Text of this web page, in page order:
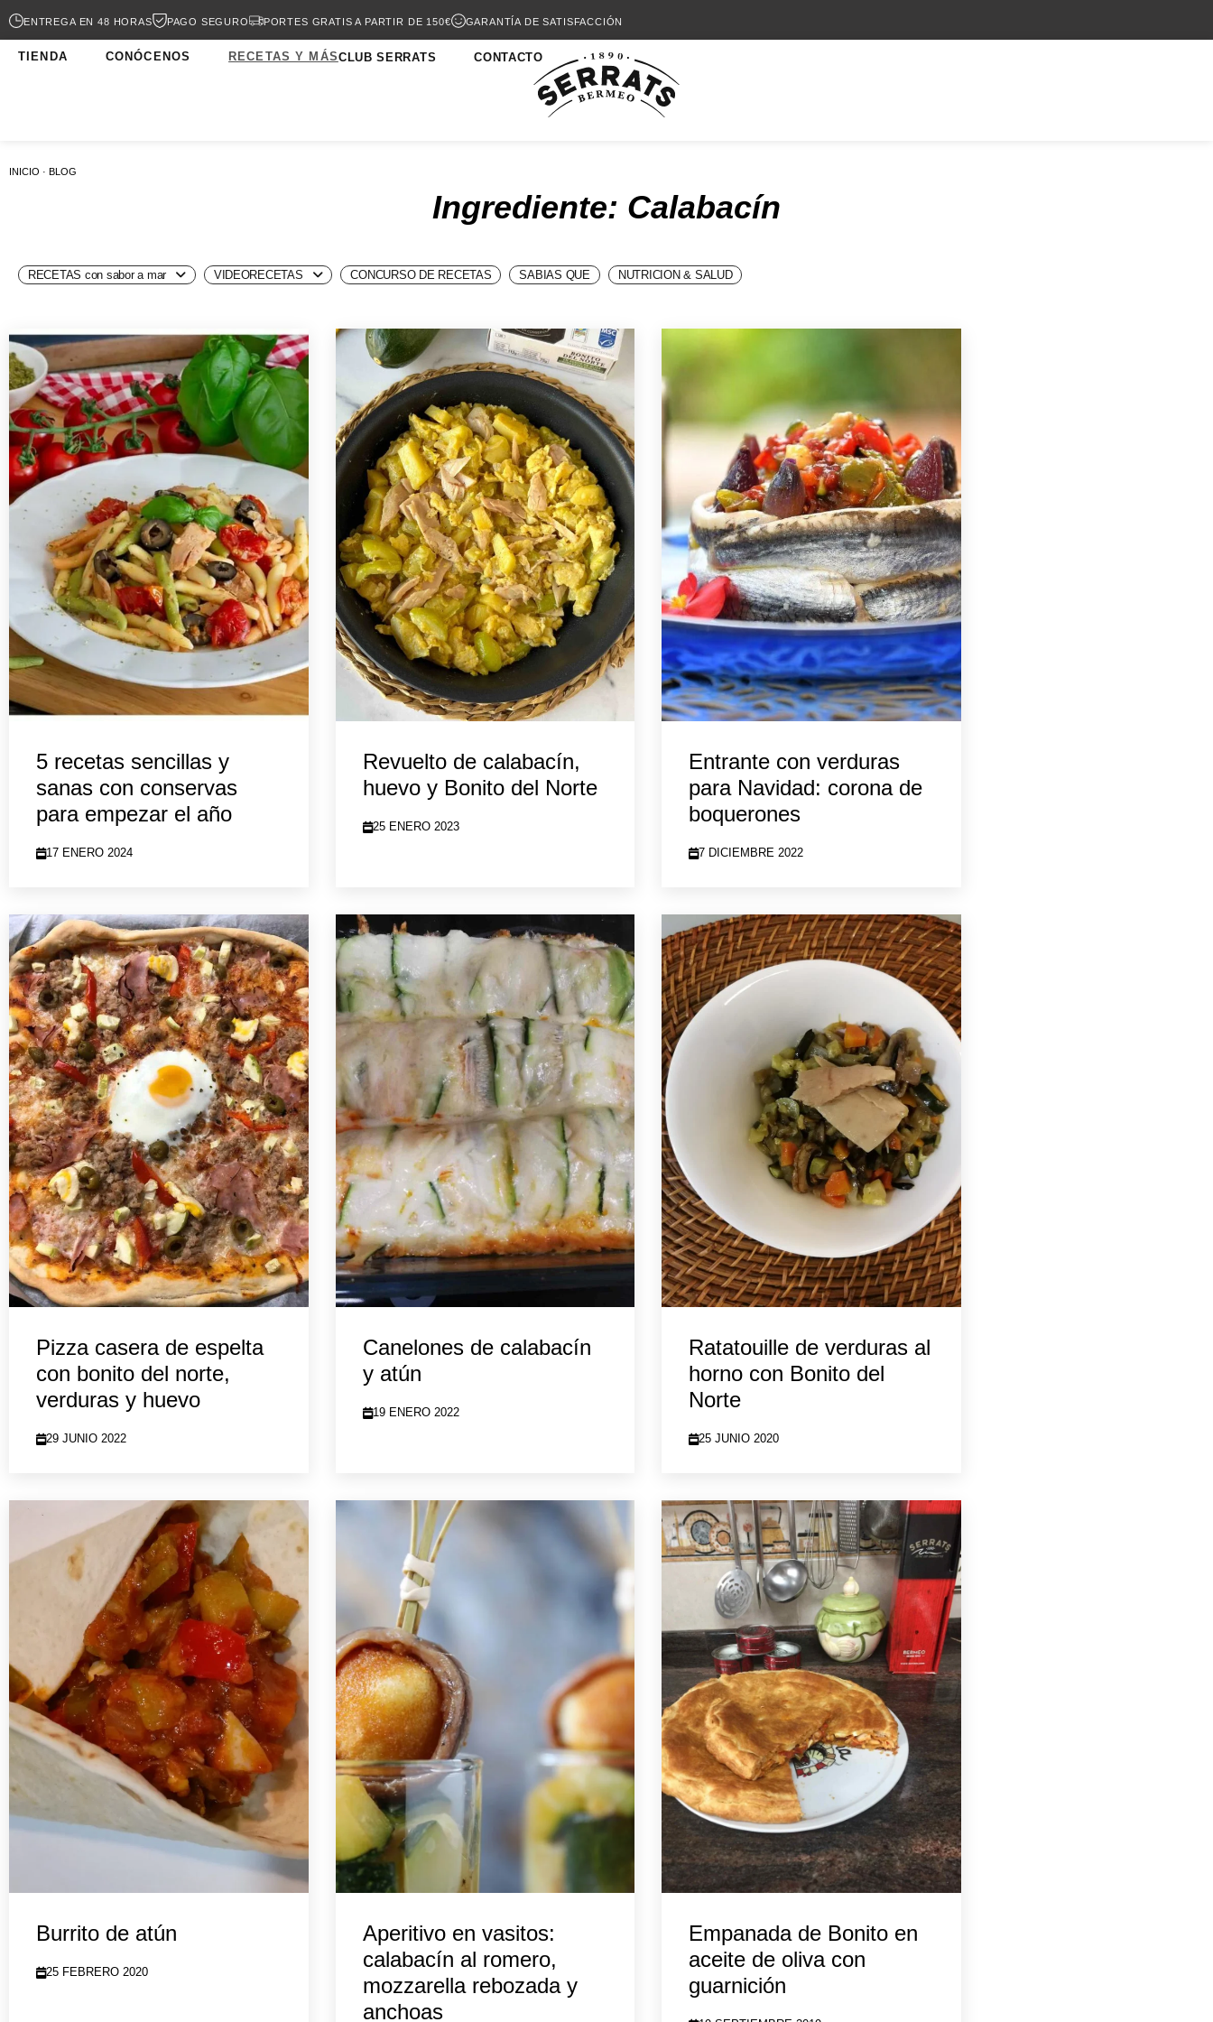
ENTREGA EN 48 HORAS PAGO SEGURO PORTES GRATIS A PARTIR DE 150€ GARANTÍA DE SATISFACCIÓN
TIENDA CONÓCENOS RECETAS Y MÁSCLUB SERRATS CONTACTO
INICIO · BLOG
Ingrediente: Calabacín
RECETAS con sabor a mar VIDEORECETAS CONCURSO DE RECETAS SABIAS QUE NUTRICION & SALUD
5 recetas sencillas y
sanas con conservas
para empezar el año
17 ENERO 2024
Revuelto de calabacín,
huevo y Bonito del Norte
25 ENERO 2023
Entrante con verduras
para Navidad: corona de
boquerones
7 DICIEMBRE 2022
Pizza casera de espelta
con bonito del norte,
verduras y huevo
29 JUNIO 2022
Canelones de calabacín
y atún
19 ENERO 2022
Ratatouille de verduras al
horno con Bonito del
Norte
25 JUNIO 2020
Burrito de atún
25 FEBRERO 2020
Aperitivo en vasitos:
calabacín al romero,
mozzarella rebozada y
anchoas
Empanada de Bonito en
aceite de oliva con
guarnición